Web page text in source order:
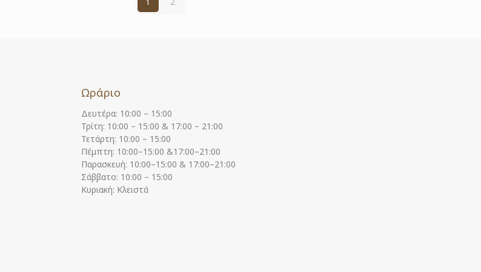
Ωράριο
Δευτέρα: 10:00 – 15:00
Τρίτη: 10:00 – 15:00 & 17:00 – 21:00
Τετάρτη: 10:00 – 15:00
Πέμπτη: 10:00–15:00 &17:00–21:00
Παρασκευή: 10:00–15:00 & 17:00–21:00
Σάββατο: 10:00 – 15:00
Κυριακή: Κλειστά